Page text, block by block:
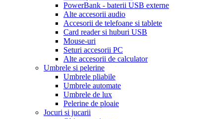
PowerBank - baterii USB externe
Alte accesorii audio
Accesorii de telefoane si tablete
Card reader si huburi USB
Mouse-uri
Seturi accesorii PC
Alte accesorii de calculator
Umbrele si pelerine
Umbrele pliabile
Umbrele automate
Umbrele de lux
Pelerine de ploaie
Jocuri si jucarii